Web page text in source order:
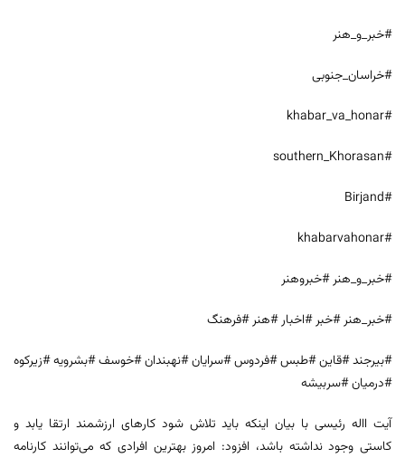
#خبر_و_هنر
#خراسان_جنوبی
#khabar_va_honar
#southern_Khorasan
#Birjand
#khabarvahonar
#خبر_و_هنر #خبروهنر
#خبر_هنر #خبر #اخبار #هنر #فرهنگ
#بیرجند #قاین #طبس #فردوس #سرایان #نهبندان #خوسف #بشرویه #زیرکوه
#درمیان #سربیشه
آیت االه رئیسی با بیان اینکه باید تلاش شود کارهای ارزشمند ارتقا یابد و
کاستی وجود نداشته باشد، افزود: امروز بهترین افرادی که می‌توانند کارنامه